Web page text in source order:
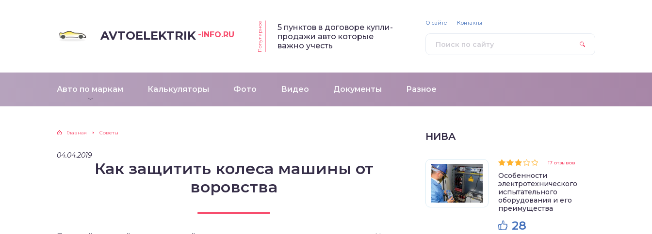
AVTOELEKTRIK -INFO.RU Популярное
5 пунктов в договоре купли-
продажи авто которые
важно учесть
Авто по маркам Калькуляторы Фото Видео Документы Разное
О сайте Контакты
Главная Советы
04.04.2019
Как защитить колеса машины от
воровства
НИВА
17 отзывов
Особенности
электротехнического
испытательного
оборудования и его
преимущества
28